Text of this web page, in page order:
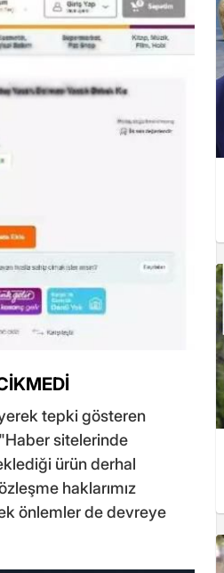
tepki gösteren
sitelerinde
ürün derhal
haklarımız
önlemler de devreye